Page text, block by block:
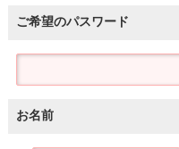
ご希望のパスワード
お名前